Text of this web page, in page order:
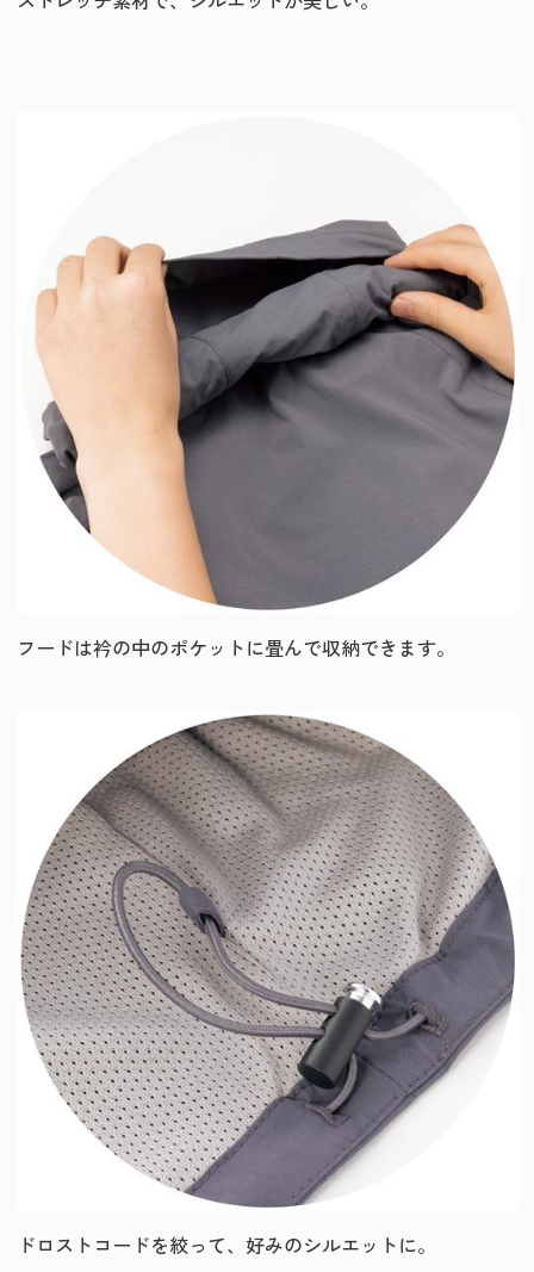
フードは衿の中のポケットに畳んで収納できます。
ドロストコードを絞って、好みのシルエットに。